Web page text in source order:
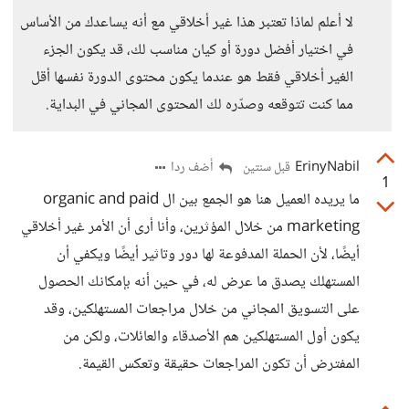
لا أعلم لماذا تعتبر هذا غير أخلاقي مع أنه يساعدك من الأساس
في اختيار أفضل دورة أو كيان مناسب لك، قد يكون الجزء
الغير أخلاقي فقط هو عندما يكون محتوى الدورة نفسها أقل
مما كنت تتوقعه وصدّره لك المحتوى المجاني في البداية.
1
ErinyNabil قبل سنتين أضف ردا
ما يريده العميل هنا هو الجمع بين ال organic and paid
marketing من خلال المؤثرين، وأنا أرى أن الأمر غير أخلاقي
أيضًا، لأن الحملة المدفوعة لها دور وتاثير أيضًا ويكفي أن
المستهلك يصدق ما عرض له، في حين أنه بإمكانك الحصول
على التسويق المجاني من خلال مراجعات المستهلكين، وقد
يكون أول المستهلكين هم الأصدقاء والعائلات، ولكن من
المفترض أن تكون المراجعات حقيقة وتعكس القيمة.